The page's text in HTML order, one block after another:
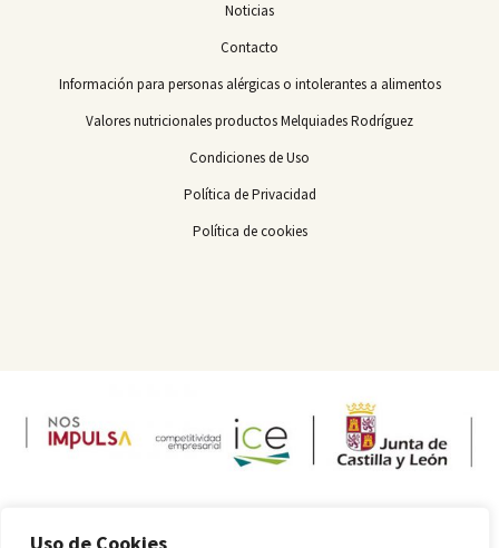
Noticias
Contacto
Información para personas alérgicas o intolerantes a alimentos
Valores nutricionales productos Melquiades Rodríguez
Condiciones de Uso
Política de Privacidad
Política de cookies